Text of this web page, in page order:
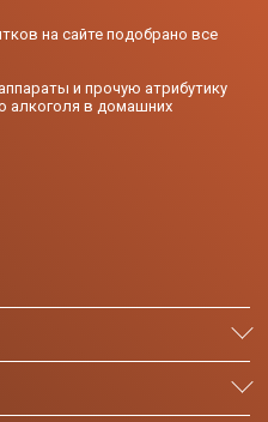
на сайте подобрано все
и прочую атрибутику
алкоголя в домашних